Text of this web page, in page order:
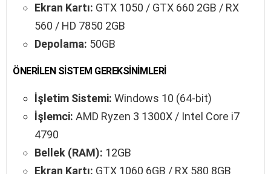
Ekran Kartı: GTX 1050 / GTX 660 2GB / RX
560 / HD 7850 2GB
Depolama: 50GB
ÖNERİLEN SİSTEM GEREKSİNİMLERİ
İşletim Sistemi: Windows 10 (64-bit)
İşlemci: AMD Ryzen 3 1300X / Intel Core i7
4790
Bellek (RAM): 12GB
Ekran Kartı: GTX 1060 6GB / RX 580 8GB